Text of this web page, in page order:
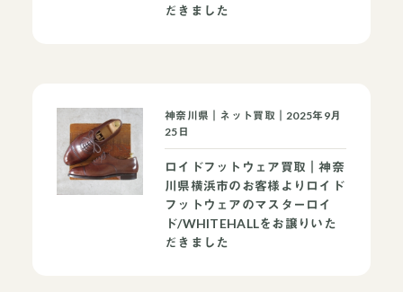
だきました
神奈川県｜ネット買取｜2025年9月
25日
ロイドフットウェア買取｜神奈
川県横浜市のお客様よりロイド
フットウェアのマスターロイ
ド/WHITEHALLをお譲りいた
だきました